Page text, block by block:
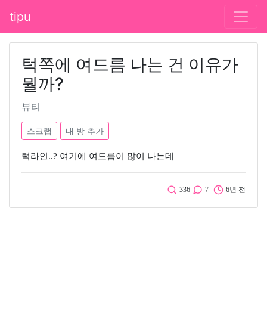
tipu
턱쪽에 여드름 나는 건 이유가
뭘까?
뷰티
스크랩 내 방 추가
턱라인..? 여기에 여드름이 많이 나는데
336 7 6년 전